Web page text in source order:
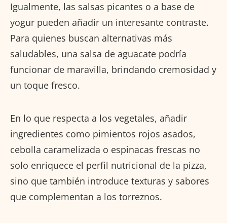
Igualmente, las salsas picantes o a base de
yogur pueden añadir un interesante contraste.
Para quienes buscan alternativas más
saludables, una salsa de aguacate podría
funcionar de maravilla, brindando cremosidad y
un toque fresco.
En lo que respecta a los vegetales, añadir
ingredientes como pimientos rojos asados,
cebolla caramelizada o espinacas frescas no
solo enriquece el perfil nutricional de la pizza,
sino que también introduce texturas y sabores
que complementan a los torreznos.